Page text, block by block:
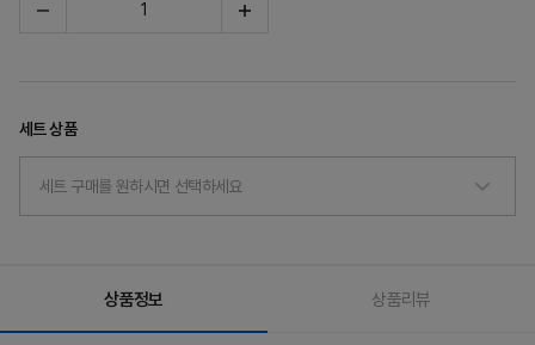
세트 상품
세트 구매를 원하시면 선택하세요
상품정보 상품리뷰